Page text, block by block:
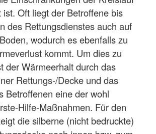
ist. Oft liegt der Betroffene bis
des Rettungsdienstes auch auf
wodurch es ebenfalls zu
kommt. Um dies zu
der Wärmeerhalt durch das
Rettungs-/Decke und das
Betroffenen eine der wohl
Hilfe-Maßnahmen. Für den
die silberne (nicht bedruckte)